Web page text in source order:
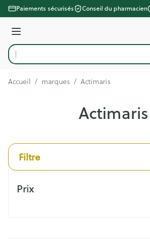
Aller au contenu
Paiements sécurisés Conseil du pharmacien
Menu
Rechercher
Accueil / marques / Actimaris
Actimaris
Filtre
Prix